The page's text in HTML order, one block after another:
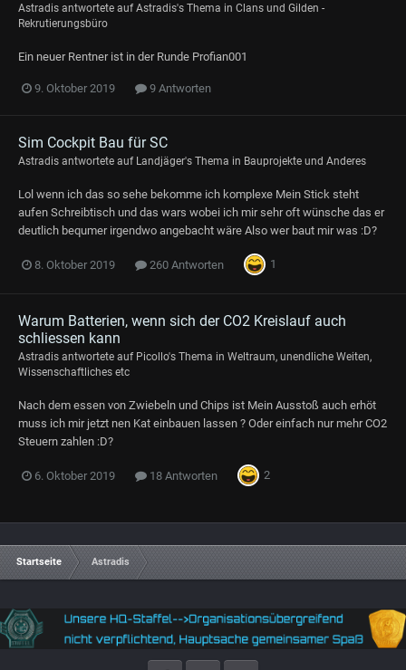
Astradis antwortete aufAstradis's Thema in Clans und Gilden -
Rekrutierungsbüro
Ein neuer Rentner ist in der Runde Profian001
9. Oktober 2019 9 Antworten
Sim Cockpit Bau für SC
Astradis antwortete auf Landjäger's Thema in Bauprojekte und Anderes
Lol wenn ich das so sehe bekomme ich komplexe Mein Stick steht
aufen Schreibtisch und das wars wobei ich mir sehr oft wünsche das er
deutlich bequmer irgendwo angebacht wäre Also wer baut mir was :D?
8. Oktober 2019 260 Antworten 1
Warum Batterien, wenn sich der CO2 Kreislauf auch
schliessen kann
Astradis antwortete auf Picollo's Thema in Weltraum, unendliche Weiten,
Wissenschaftliches etc
Nach dem essen von Zwiebeln und Chips ist Mein Ausstoß auch erhöt
muss ich mir jetzt nen Kat einbauen lassen ? Oder einfach nur mehr CO2
Steuern zahlen :D?
6. Oktober 2019 18 Antworten 2
Startseite Astradis